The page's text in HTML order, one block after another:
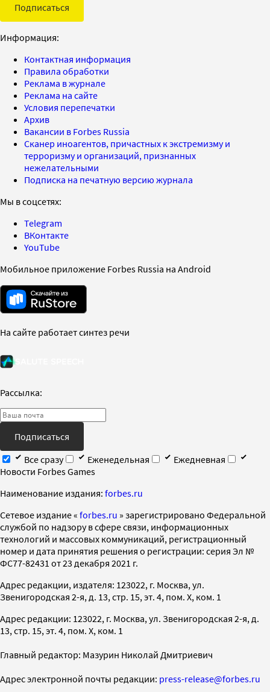
Подписаться
Информация:
Контактная информация
Правила обработки
Реклама в журнале
Реклама на сайте
Условия перепечатки
Архив
Вакансии в Forbes Russia
Сканер иноагентов, причастных к экстремизму и
терроризму и организаций, признанных
нежелательными
Подписка на печатную версию журнала
Мы в соцсетях:
Telegram
ВКонтакте
YouTube
Мобильное приложение Forbes Russia на Android
На сайте работает синтез речи
Рассылка:
Подписаться
Все сразу
Еженедельная
Ежедневная
Новости Forbes Games
Наименование издания: forbes.ru
Cетевое издание « forbes.ru » зарегистрировано Федеральной
службой по надзору в сфере связи, информационных
технологий и массовых коммуникаций, регистрационный
номер и дата принятия решения о регистрации: серия Эл №
ФС77-82431 от 23 декабря 2021 г.
Адрес редакции, издателя: 123022, г. Москва, ул.
Звенигородская 2-я, д. 13, стр. 15, эт. 4, пом. X, ком. 1
Адрес редакции: 123022, г. Москва, ул. Звенигородская 2-я, д.
13, стр. 15, эт. 4, пом. X, ком. 1
Главный редактор: Мазурин Николай Дмитриевич
Адрес электронной почты редакции: press-release@forbes.ru